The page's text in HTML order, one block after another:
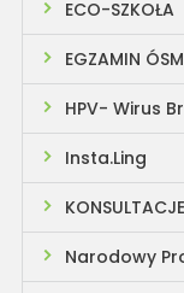
ECO-SZKOŁA
EGZAMIN
HPV- Wirus
Insta.Ling
Narodowy